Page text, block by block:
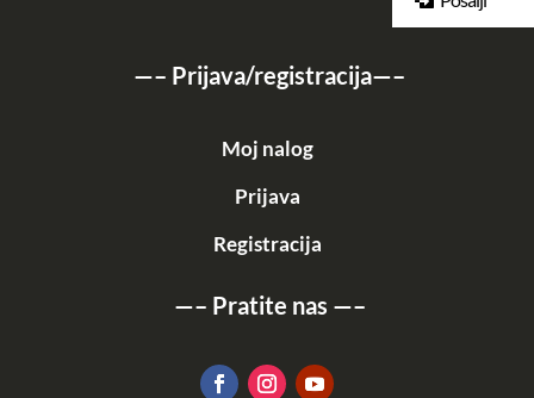
—– Prijava/registracija—–
Moj nalog
Prijava
Registracija
—– Pratite nas —–